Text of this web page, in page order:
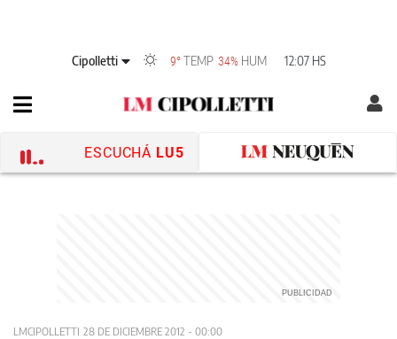
Cipolletti 9° TEMP 34% HUM 12:07 HS
ESCUCHÁ LU5
LMCIPOLLETTI 28 DE DICIEMBRE 2012 - 00:00